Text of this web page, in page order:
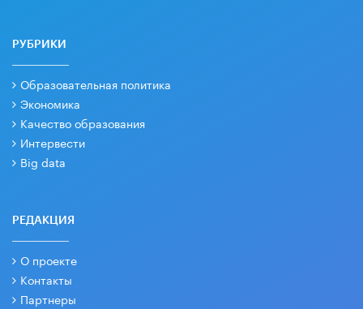
РУБРИКИ
Образовательная политика
Экономика
Качество образования
Интервести
Big data
РЕДАКЦИЯ
О проекте
Контакты
Партнеры